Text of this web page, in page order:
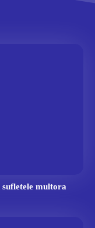
multora